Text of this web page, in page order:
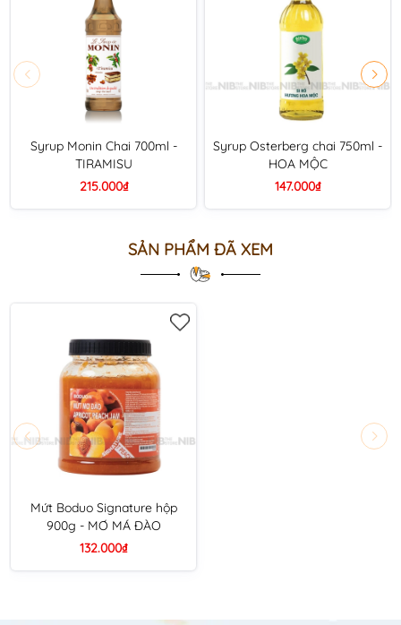
Syrup Monin Chai 700ml -
TIRAMISU
215.000₫
Syrup Osterberg chai 750ml -
HOA MỘC
147.000₫
SẢN PHẨM ĐÃ XEM
Mứt Boduo Signature hộp
900g - MƠ MÁ ĐÀO
132.000₫